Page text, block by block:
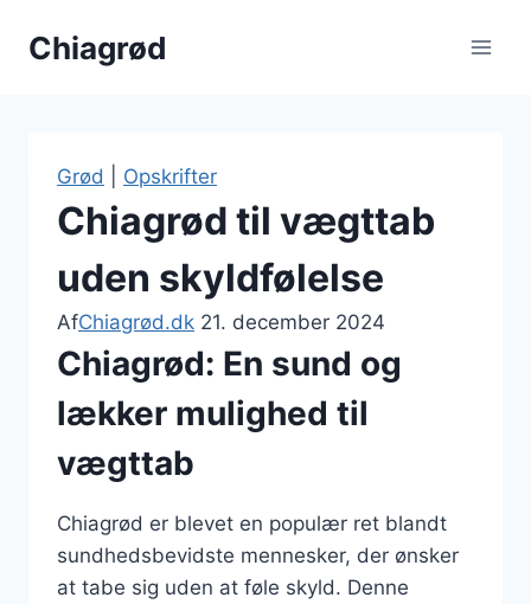
Chiagrød
Grød Opskrifter
Chiagrød til vægttab
uden skyldfølelse
AfChiagrød.dk 21. december 2024
Chiagrød: En sund og
lækker mulighed til
vægttab
Chiagrød er blevet en populær ret blandt
sundhedsbevidste mennesker, der ønsker
at tabe sig uden at føle skyld. Denne